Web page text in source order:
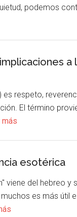
podemos
es respeto,
El término
más
esotérica
viene del hebreo y
es más útil